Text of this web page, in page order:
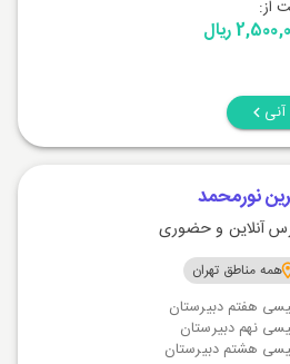
از:
ریال
آنی
نورمحمد
آنلاین و حضوری
همه مناطق تهران
هفتم دبیرستان
نهم دبیرستان
هشتم دبیرستان